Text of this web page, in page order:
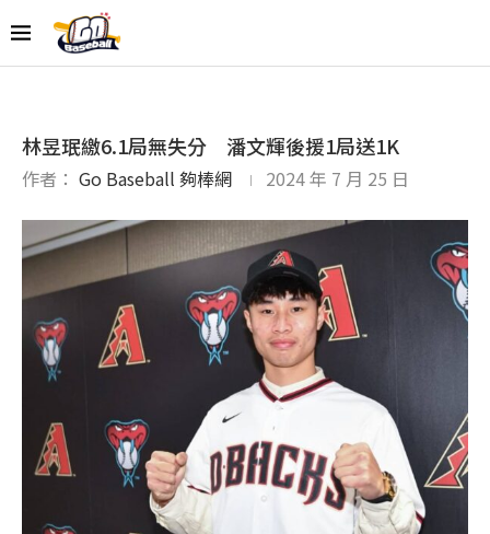
林昱珉繳6.1局無失分 潘文輝後援1局送1K
作者： Go Baseball 夠棒網 2024 年 7 月 25 日